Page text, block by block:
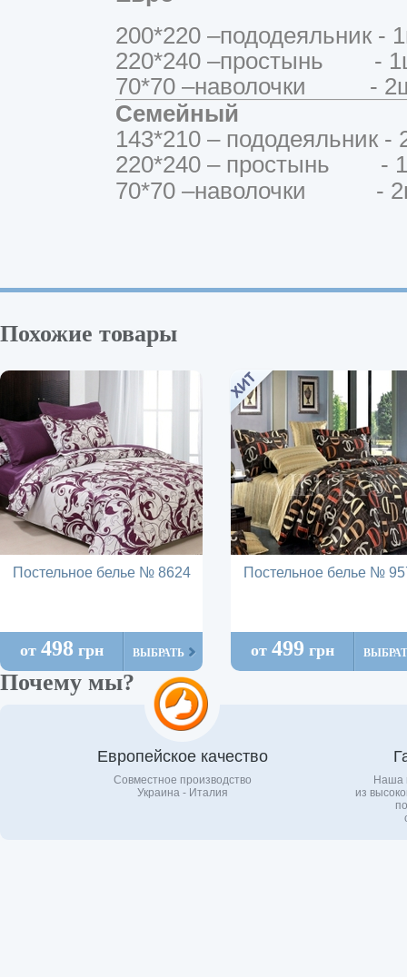
200*220 –пододеяльник -
220*240 –простынь -
70*70 –наволочки -
Семейный
143*210 – пододеяльник -
220*240 – простынь -
70*70 –наволочки -
Похожие товары
Постельное белье № 8624
от 498 грн ВЫБРАТЬ
Постельное белье №
от 499 грн
Почему мы?
Европейское качество
Совместное производство
Украина - Италия
Наша
из